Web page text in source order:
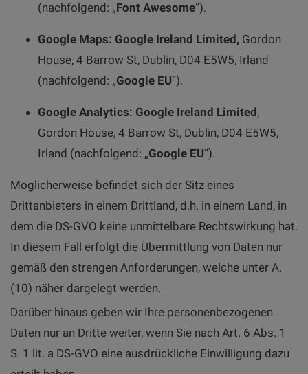
(nachfolgend: „Font Awesome“).
Google Maps: Google Ireland Limited, Gordon
House, 4 Barrow St, Dublin, D04 E5W5, Irland
(nachfolgend: „Google EU“).
Google Analytics: Google Ireland Limited,
Gordon House, 4 Barrow St, Dublin, D04 E5W5,
Irland (nachfolgend: „Google EU“).
Möglicherweise befindet sich der Sitz eines
Drittanbieters in einem Drittland, d.h. in einem Land, in
dem die DS-GVO keine unmittelbare Rechtswirkung hat.
In diesem Fall erfolgt die Übermittlung von Daten nur
gemäß den strengen Anforderungen, welche unter A.
(10) näher dargelegt werden.
Darüber hinaus geben wir Ihre personenbezogenen
Daten nur an Dritte weiter, wenn Sie nach Art. 6 Abs. 1
S. 1 lit. a DS-GVO eine ausdrückliche Einwilligung dazu